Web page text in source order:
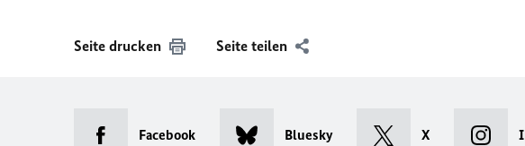
Seite drucken Seite teilen
Facebook Bluesky X